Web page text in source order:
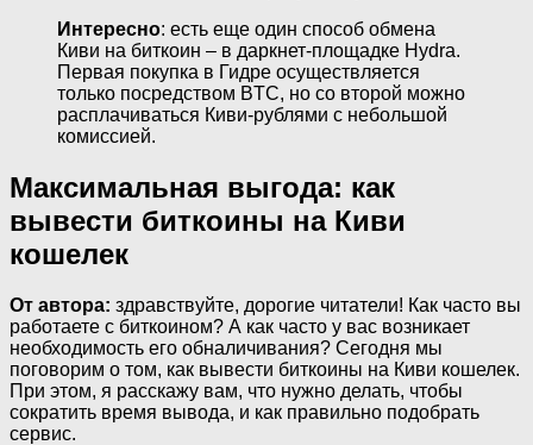
Интересно: есть еще один способ обмена
Киви на биткоин – в даркнет-площадке Hydra.
Первая покупка в Гидре осуществляется
только посредством BTC, но со второй можно
расплачиваться Киви-рублями с небольшой
комиссией.
Максимальная выгода: как
вывести биткоины на Киви
кошелек
От автора: здравствуйте, дорогие читатели! Как часто вы
работаете с биткоином? А как часто у вас возникает
необходимость его обналичивания? Сегодня мы
поговорим о том, как вывести биткоины на Киви кошелек.
При этом, я расскажу вам, что нужно делать, чтобы
сократить время вывода, и как правильно подобрать
сервис.